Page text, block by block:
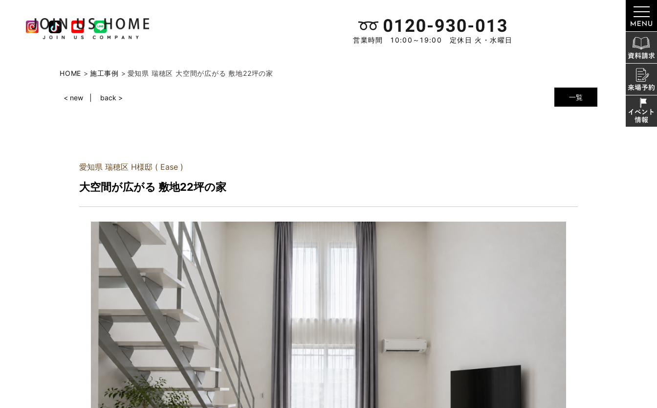
営業時間 10:00～19:00 定休日 火・水曜日
HOME 施工事例 愛知県 瑞穂区 大空間が広がる 敷地22坪の家
一覧
< new back >
愛知県 瑞穂区 H様邸 ( Ease )
大空間が広がる 敷地22坪の家